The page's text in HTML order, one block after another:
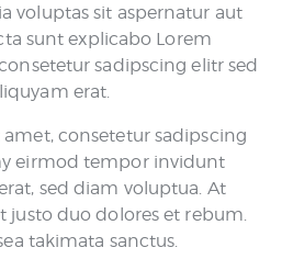
voluptas sit aspernatur aut
sunt explicabo Lorem
sadipscing elitr sed
erat.
consetetur sadipscing
eirmod tempor invidunt
sed diam voluptua. At
justo duo dolores et rebum.
takimata sanctus.